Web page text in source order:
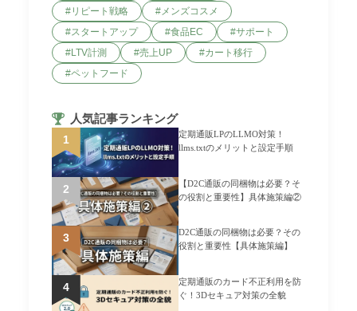
リピート戦略
メンズコスメ
スタートアップ
食品EC
サポート
LTV計測
売上UP
カート移行
ペットフード
人気記事ランキング
定期通販LPのLLMO対策！
llms.txtのメリットと設定手順
【D2C通販の同梱物は必要？そ
の役割と重要性】具体施策編②
D2C通販の同梱物は必要？その
役割と重要性【具体施策編】
定期通販のカード不正利用を防
ぐ！3Dセキュア対策の全貌